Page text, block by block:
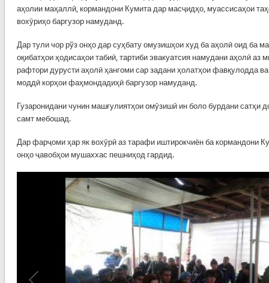
аҳолии маҳаллӣ, кормандони Кумита дар масҷидҳо, муассисаҳои
вохӯриҳо баргузор намуданд.
Дар тули чор рўз онҳо дар суҳбату омузишҳои худ ба аҳолӣ оид ба
оқибатҳои ҳодисаҳои табиӣ, тартиби эвакуатсия намудани аҳолӣ аз
рафтори дурусти аҳолӣ ҳангоми сар задани ҳолатҳои фавқулодда
моддӣ корҳои фаҳмондадиҳӣ баргузор намуданд.
Гузаронидани чунин машғулиятҳои омӯзишӣ ин боло бурдани сатҳи
самт мебошад.
Дар фарҷоми ҳар як вохӯрӣ аз тарафи иштирокчиён ба кормандони
онҳо ҷавобҳои мушаххас пешниҳод гардид.